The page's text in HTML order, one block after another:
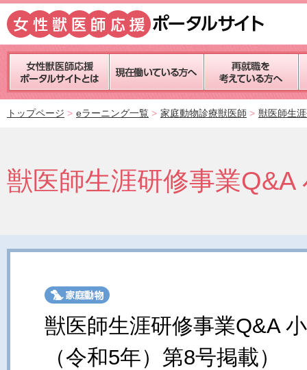
トップページ eラーニング一覧 家庭動物診療獣医師 獣医師生
獣医師生涯研修事業Q&A
獣医師生涯研修事業Q&A
（令和5年）第8号掲載）